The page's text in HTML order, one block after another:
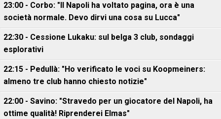
23:00 - Corbo: "Il Napoli ha voltato pagina, ora è una
società normale. Devo dirvi una cosa su Lucca"
22:30 - Cessione Lukaku: sul belga 3 club, sondaggi
esplorativi
22:15 - Pedullà: "Ho verificato le voci su Koopmeiners:
almeno tre club hanno chiesto notizie"
22:00 - Savino: "Stravedo per un giocatore del Napoli, ha
ottime qualità! Riprenderei Elmas"